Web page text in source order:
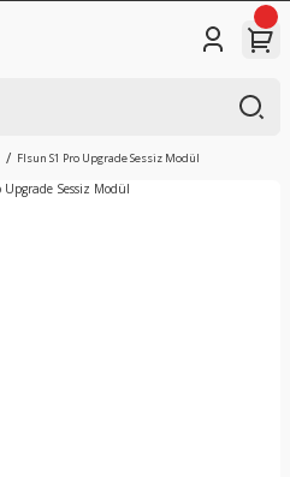
Flsun S1 Pro Upgrade Sessiz Modül